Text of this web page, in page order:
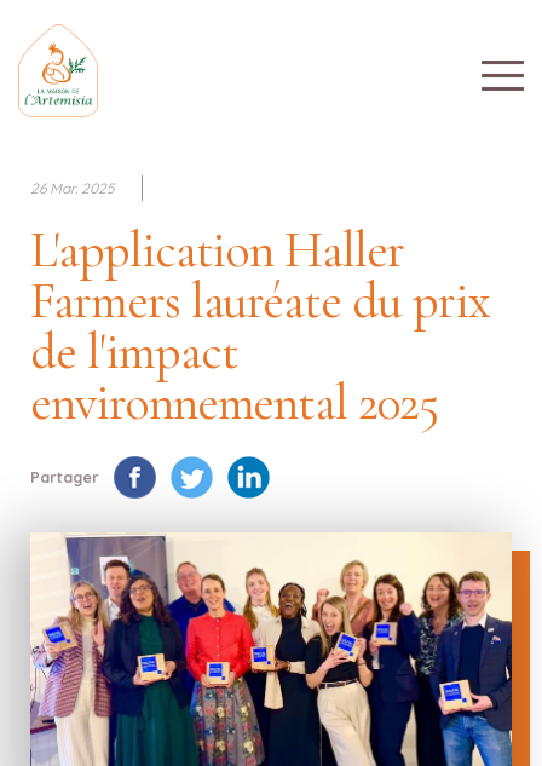
26 Mar. 2025
L'application Haller
Farmers lauréate du prix
de l'impact
environnemental 2025
Partager